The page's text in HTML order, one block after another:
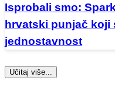
Isprobali smo:
hrvatski punjač koji
jednostavnost
Učitaj više...